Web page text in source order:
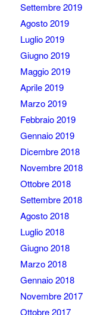
Settembre 2019
Agosto 2019
Luglio 2019
Giugno 2019
Maggio 2019
Aprile 2019
Marzo 2019
Febbraio 2019
Gennaio 2019
Dicembre 2018
Novembre 2018
Ottobre 2018
Settembre 2018
Agosto 2018
Luglio 2018
Giugno 2018
Marzo 2018
Gennaio 2018
Novembre 2017
Ottobre 2017